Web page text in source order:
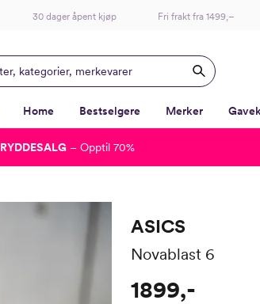
30 dager åpent kjøp Fri frakt fra 1499,–
Home Bestselgere Merker
ASICS
Novablast 6
1899,-
RYDDESALG – Opptil 70%
-
-
-
-